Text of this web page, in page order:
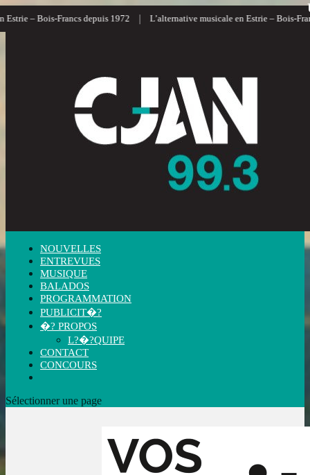
– Bois-Francs depuis 1972 L’alternative musicale en Estrie – Bois-
NOUVELLES
ENTREVUES
MUSIQUE
BALADOS
PROGRAMMATION
PUBLICIT�?
�? PROPOS
L?�?QUIPE
CONTACT
CONCOURS
Sélectionner une page